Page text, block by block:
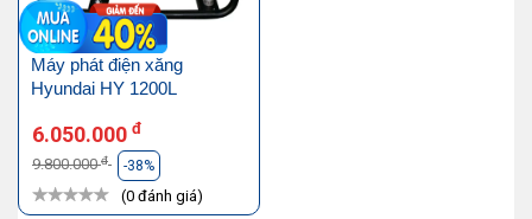
Máy phát điện xăng
Hyundai HY 1200L
6.050.000 đ
9.800.000đ -38%
(0 đánh giá)